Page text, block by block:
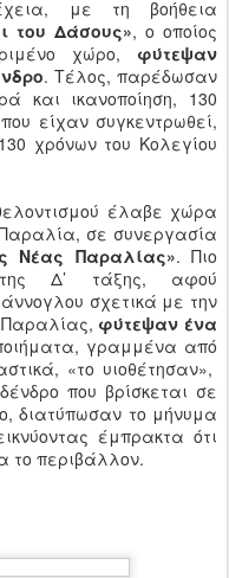
με τη βοήθεια
του Δάσους», ο οποίος
χώρο, φύτεψαν
. Τέλος, παρέδωσαν
και ικανοποίηση, 130
είχαν συγκεντρωθεί,
χρόνων του Κολεγίου
έλαβε χώρα
σε συνεργασία
Νέας Παραλίας». Πιο
της Δ’ τάξης, αφού
σχετικά με την
Παραλίας, φύτεψαν ένα
γραμμένα από
«το υιοθέτησαν»,
που βρίσκεται σε
διατύπωσαν το μήνυμα
έμπρακτα ότι
το περιβάλλον.